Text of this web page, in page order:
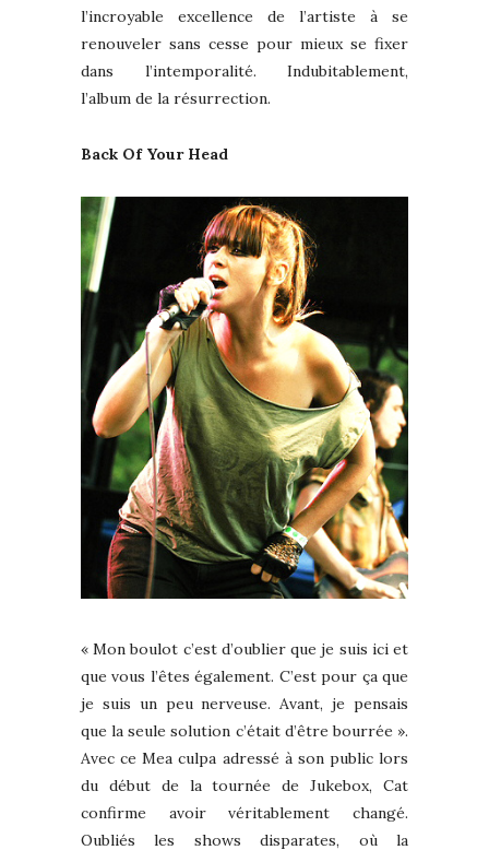
l’incroyable excellence de l’artiste à se
renouveler sans cesse pour mieux se fixer
dans l’intemporalité. Indubitablement,
l’album de la résurrection.
Back Of Your Head
« Mon boulot c’est d’oublier que je suis ici et
que vous l’êtes également. C’est pour ça que
je suis un peu nerveuse. Avant, je pensais
que la seule solution c’était d’être bourrée ».
Avec ce Mea culpa adressé à son public lors
du début de la tournée de Jukebox, Cat
confirme avoir véritablement changé.
Oubliés les shows disparates, où la